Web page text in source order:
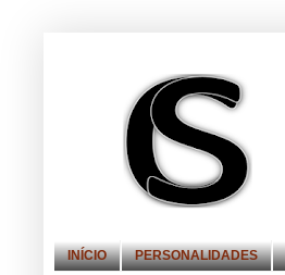
INÍCIO PERSONALIDADES